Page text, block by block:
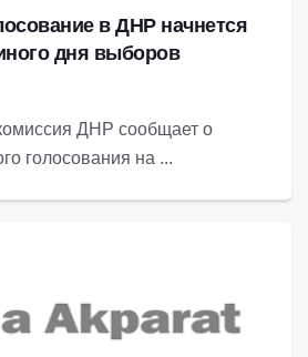
в ДНР начнется
дня выборов
ДНР сообщает о
голосования на ...